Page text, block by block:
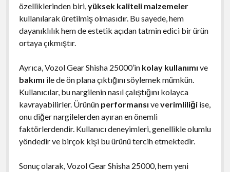
özelliklerinden biri,yüksek kaliteli malzemeler
kullanılarak üretilmiş olmasıdır. Bu sayede, hem
dayanıklılık hem de estetik açıdan tatmin edici bir ürün
ortaya çıkmıştır.
Ayrıca, Vozol Gear Shisha 25000’in kolay kullanımı ve
bakımı ile de ön plana çıktığını söylemek mümkün.
Kullanıcılar, bu nargilenin nasıl çalıştığını kolayca
kavrayabilirler. Ürünün performansı veverimliliğiise,
onu diğer nargilelerden ayıran en önemli
faktörlerdendir. Kullanıcı deneyimleri, genellikle olumlu
yöndedir ve birçok kişi bu ürünü tercih etmektedir.
Sonuç olarak, Vozol Gear Shisha 25000, hem yeni